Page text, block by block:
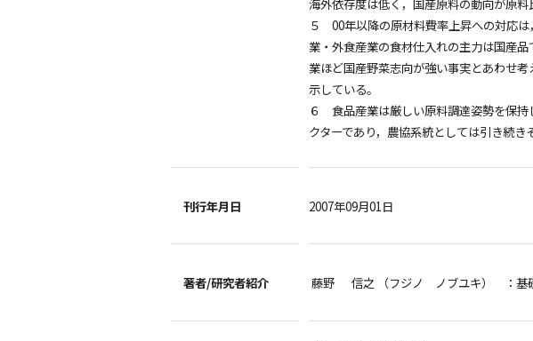
海外依存度は低く，国産原料の動向が原料
５ 00年以降の原材料費率上昇への対応は
業・外食産業の食材仕入れの主力は国産
業ほど国産野菜志向が強い事実とあわせ
示している。
６ 食品産業は厳しい原料調達姿勢を保持
クターであり，農協系統としては引き続き
刊行年月日 2007年09月01日
著者/研究者紹介 藤野 信之 （フジノ ノブユキ） ：